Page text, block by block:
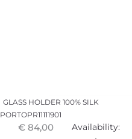
GLASS HOLDER 100% SILK
PORTOPR11111901
€ 84,00 Availability: